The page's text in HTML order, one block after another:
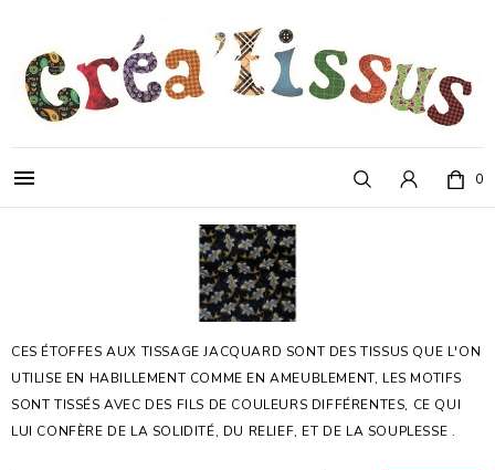
 0
CES ÉTOFFES AUX TISSAGE JACQUARD SONT DES TISSUS QUE L'ON
UTILISE EN HABILLEMENT COMME EN AMEUBLEMENT, LES MOTIFS
SONT TISSÉS AVEC DES FILS DE COULEURS DIFFÉRENTES, CE QUI
LUI CONFÈRE DE LA SOLIDITÉ, DU RELIEF, ET DE LA SOUPLESSE .